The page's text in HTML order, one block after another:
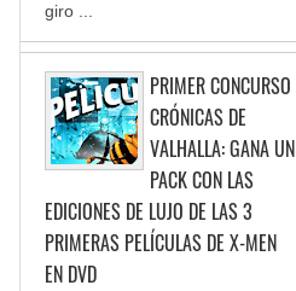
giro ...
PRIMER CONCURSO
CRÓNICAS DE
VALHALLA: GANA UN
PACK CON LAS
EDICIONES DE LUJO DE LAS 3
PRIMERAS PELÍCULAS DE X-MEN
EN DVD